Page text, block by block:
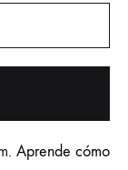
Aprende cómo